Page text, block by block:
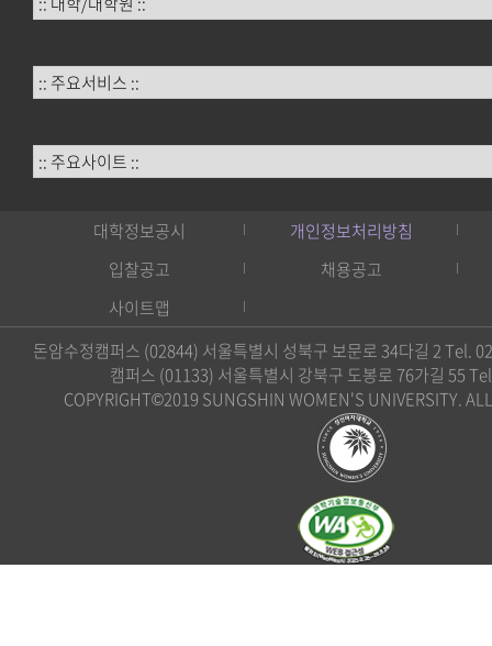
대학정보공시
개인정보처리방침
입찰공고
채용공고
사이트맵
돈암수정캠퍼스 (02844) 서울특별시 성북구 보문로 34다길 2 Tel.
캠퍼스 (01133) 서울특별시 강북구 도봉로 76가길 55
COPYRIGHT©2019 SUNGSHIN WOMEN'S UNIVERSITY.